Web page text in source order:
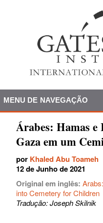
MENU DE NAVEGAÇÃO
Árabes: Hamas
Gaza em um
por Khaled Abu Toameh
12 de Junho de 2021
Original em inglês:
into Cemetery for Children
Tradução: Joseph Skilnik